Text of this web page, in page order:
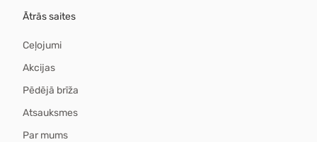
Ātrās saites
Ceļojumi
Akcijas
Pēdējā brīža
Atsauksmes
Par mums